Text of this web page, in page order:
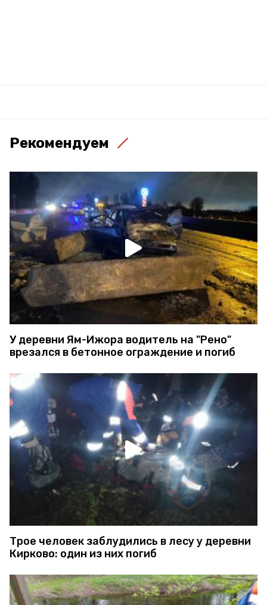
Рекомендуем
У деревни Ям-Ижора водитель на "Рено"
врезался в бетонное ограждение и погиб
Трое человек заблудились в лесу у деревни
Кирково: один из них погиб